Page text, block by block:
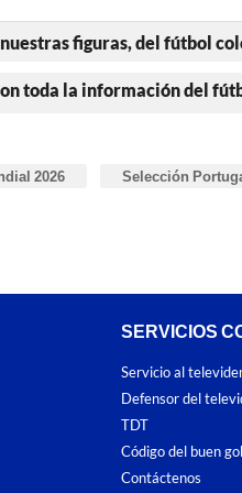
figuras, del fútbol
toda la información del
2026 Selección
SERVICIOS
Servicio al
Defensor del
TDT
Código del buen
Contáctenos